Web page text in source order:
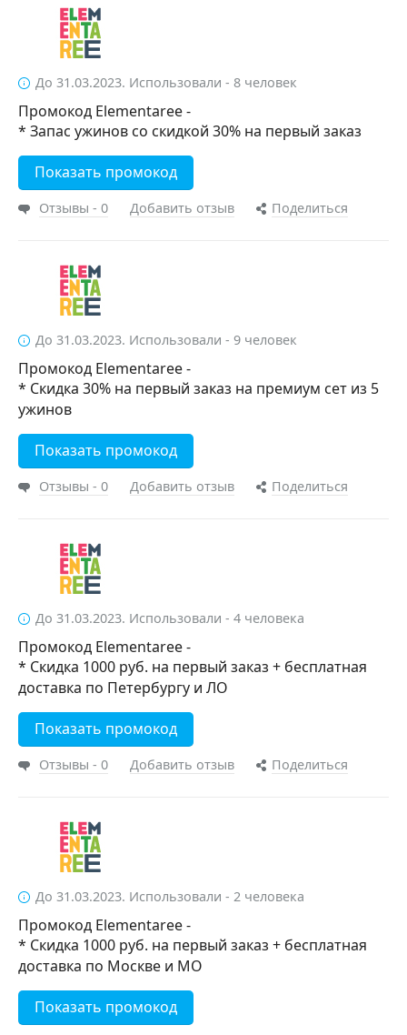
До 31.03.2023. Использовали - 8 человек
Промокод Elementaree -
* Запас ужинов со скидкой 30% на первый заказ
Показать промокод
Отзывы - 0 Добавить отзыв Поделиться
До 31.03.2023. Использовали - 9 человек
Промокод Elementaree -
* Скидка 30% на первый заказ на премиум сет из 5
ужинов
Показать промокод
Отзывы - 0 Добавить отзыв Поделиться
До 31.03.2023. Использовали - 4 человека
Промокод Elementaree -
* Скидка 1000 руб. на первый заказ + бесплатная
доставка по Петербургу и ЛО
Показать промокод
Отзывы - 0 Добавить отзыв Поделиться
До 31.03.2023. Использовали - 2 человека
Промокод Elementaree -
* Скидка 1000 руб. на первый заказ + бесплатная
доставка по Москве и МО
Показать промокод